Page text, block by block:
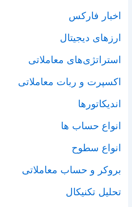
اخبار فارکس
ارزهای دیجیتال
استراتژی‌های معاملاتی
اکسپرت و ربات معاملاتی
اندیکاتورها
انواع حساب ها
انواع سطوح
بروکر و حساب معاملاتی
تحلیل تکنیکال